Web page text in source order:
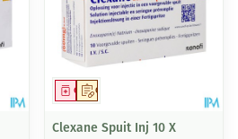
Op voorschrift
Geneesmiddel
Clexane Spuit Inj 10 X